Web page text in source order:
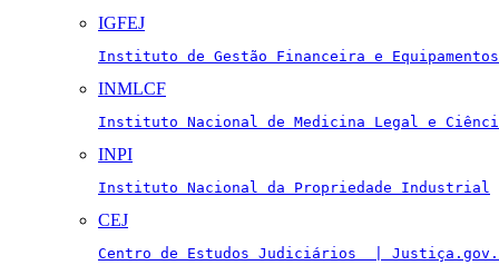
IGFEJ
Instituto de Gestão Financeira e
INMLCF
Instituto Nacional de Medicina Legal e
INPI
Instituto Nacional da Propriedade Industrial
CEJ
Centro de Estudos Judiciários  |